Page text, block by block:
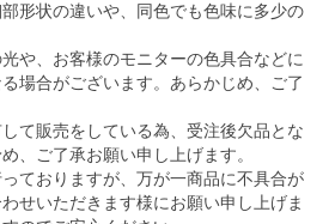
形状の違いや、同色でも色味に多少の
や、お客様のモニターの色具合などに
場合がございます。あらかじめ、ご了
て販売をしている為、受注後欠品とな
、ご了承お願い申し上げます。
ておりますが、万が一商品に不具合が
せいただきます様にお願い申し上げま